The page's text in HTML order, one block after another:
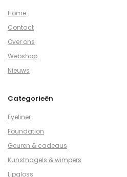
Home
Contact
Over ons
Webshop
Nieuws
Categorieën
Eyeliner
Foundation
Geuren & cadeaus
Kunstnagels & wimpers
Lipgloss